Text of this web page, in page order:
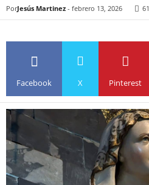
PorJesús Martinez - febrero 13, 2026 61
Facebook X Pinterest